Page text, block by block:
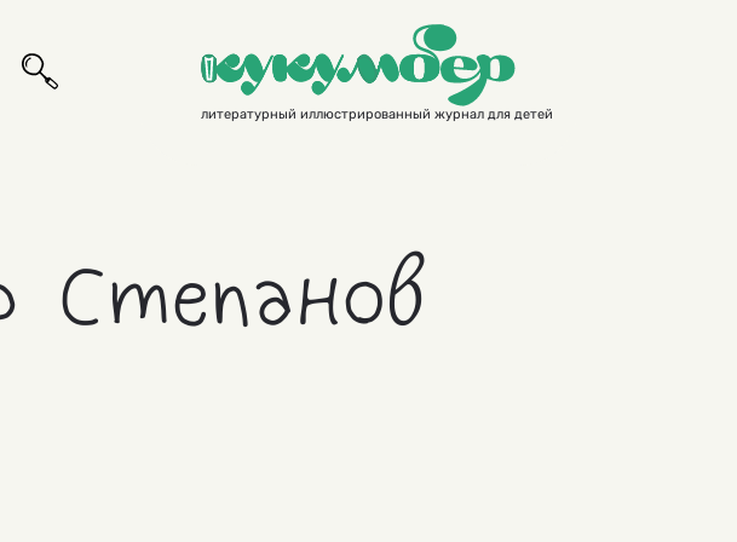
литературный иллюстрированный журнал для детей
Степанов